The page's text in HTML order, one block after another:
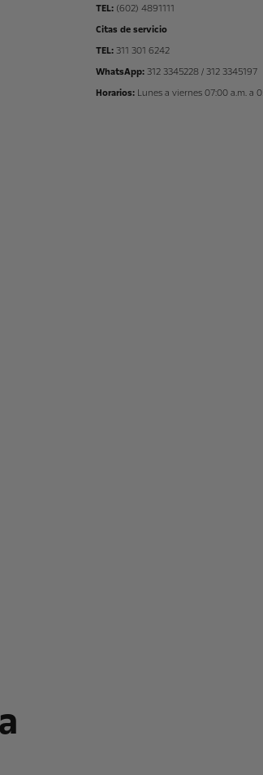
TEL:(602) 4891111
Citas de servicio
TEL:311 301 6242
WhatsApp:312 3345228 / 312 3345197
Horarios:Lunes a viernes 07:00 a.m. a